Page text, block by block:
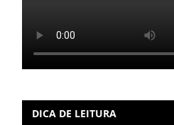
DICA DE LEITURA